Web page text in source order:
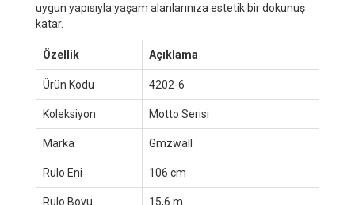
uygun yapısıyla yaşam alanlarınıza estetik bir dokunuş
katar.
Özellik Açıklama
Ürün Kodu 4202-6
Koleksiyon Motto Serisi
Marka Gmzwall
Rulo Eni 106 cm
Rulo Boyu 15,6 m